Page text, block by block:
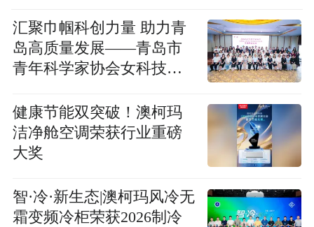
汇聚巾帼科创力量 助力青
岛高质量发展——青岛市
青年科学家协会女科技工
健康节能双突破！澳柯玛
洁净舱空调荣获行业重磅
大奖
智·冷·新生态|澳柯玛风冷无
霜变频冷柜荣获2026制冷